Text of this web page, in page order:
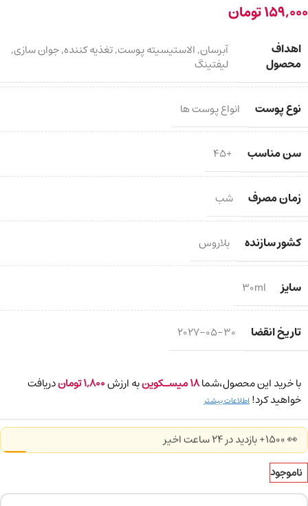
159,000تومان
اهداف
محصول
آبرسان,الاستیسیته پوست,تغذیه کننده,جوان سازی,
لیفتینگ
نوع پوست انواع پوست ها
سن مناسب +45
زمان مصرف شب
کشور سازنده بلاروس
سایز 30ml
تاریخ انقضا 2027-05-30
با خرید این محصول،شما18میسـکوینبه ارزش1,800توماندریافت
خواهید کرد! اطلاعات بیشتر
👀 1500+ بازدید در ۲۴ ساعت اخیر
ناموجود